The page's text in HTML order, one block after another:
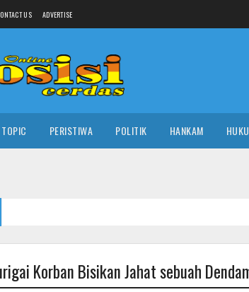
US ADVERTISE
PERISTIWA POLITIK HANKAM
Korban Bisikan Jahat sebuah